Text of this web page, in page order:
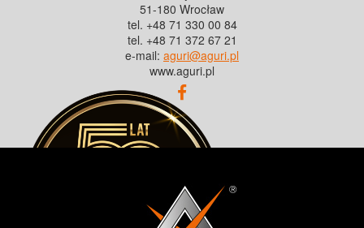
51-180 Wrocław
tel. +48 71 330 00 84
tel. +48 71 372 67 21
e-mail: aguri@aguri.pl
www.aguri.pl
